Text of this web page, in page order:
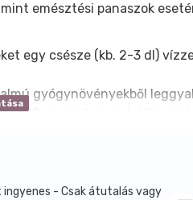
emésztési panaszok
egy csésze (kb. 2-3 dl)
gyógynövényekből
20 percig hagyjuk állni,
- Csak átutalás vagy